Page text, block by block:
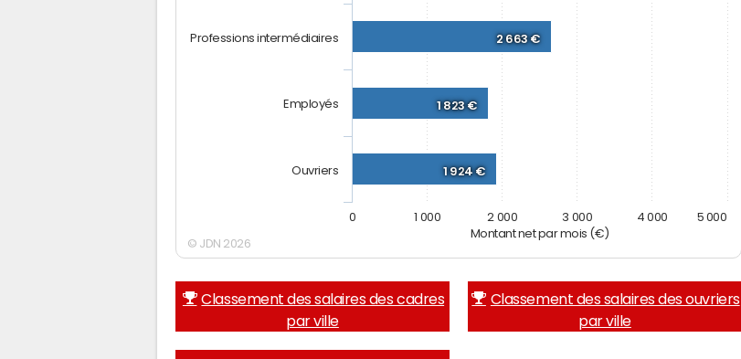
Montant net par mois (€)
2 663 €
1 823 €
1 924 €
Professions intermédiaires
Employés
Ouvriers
0 1 000 2 000 3 000 4 000 5 000
© JDN 2026
Classement des salaires des cadres
par ville
Classement des salaires des ouvriers
par ville